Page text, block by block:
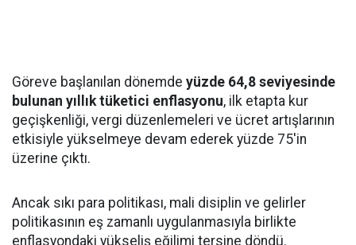
Göreve başlanılan dönemde yüzde 64,8 seviyesinde
bulunan yıllık tüketici enflasyonu, ilk etapta kur
geçişkenliği, vergi düzenlemeleri ve ücret artışlarının
etkisiyle yükselmeye devam ederek yüzde 75'in
üzerine çıktı.
Ancak sıkı para politikası, mali disiplin ve gelirler
politikasının eş zamanlı uygulanmasıyla birlikte
enflasyondaki yükseliş eğilimi tersine döndü.